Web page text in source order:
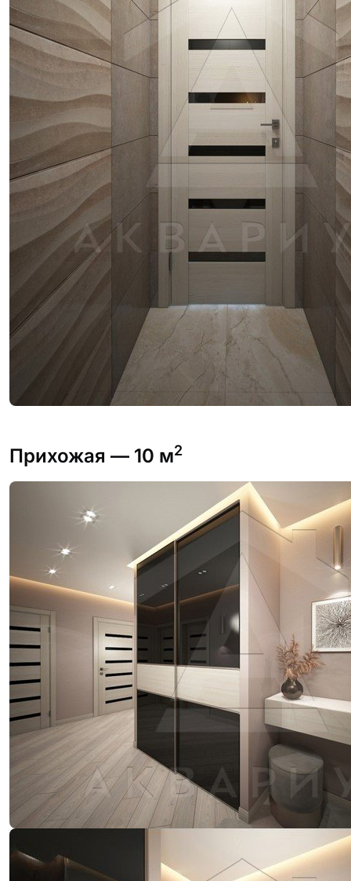
Прихожая — 10 м2